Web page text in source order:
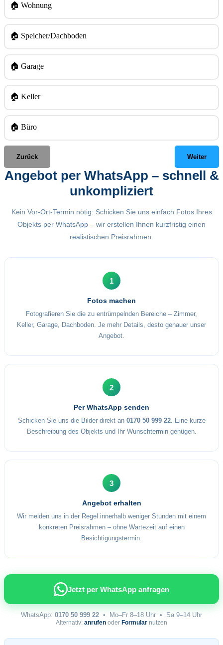
🏠 Wohnung
🏠 Speicher/Dachboden
🏠 Garage
🏠 Keller
🏠 Büro
Zurück Weiter
Angebot per WhatsApp – schnell &
unkompliziert
Kein Vor-Ort-Termin nötig: Schicken Sie uns einfach Fotos Ihres
Objekts per WhatsApp – wir erstellen Ihnen kurzfristig einen
realistischen Preisrahmen.
1
Fotos machen
Fotografieren Sie die zu entrümpelnden Bereiche – Zimmer,
Keller, Garage, Dachboden. Je mehr Details, desto genauer unser
Angebot.
2
Per WhatsApp senden
Schicken Sie uns die Bilder direkt an 0170 50 999 22. Eine kurze
Beschreibung des Objekts und Ihr Wunschtermin genügen.
3
Angebot erhalten
Wir melden uns in der Regel innerhalb weniger Stunden mit einem
konkreten Preisrahmen – ohne Wartezeit auf einen
Besichtigungstermin.
Jetzt per WhatsApp anfragen
WhatsApp: 0170 50 999 22 • Mo–Fr 8–18 Uhr • Sa 9–14 Uhr
Alternativ: anrufen oder Formular nutzen